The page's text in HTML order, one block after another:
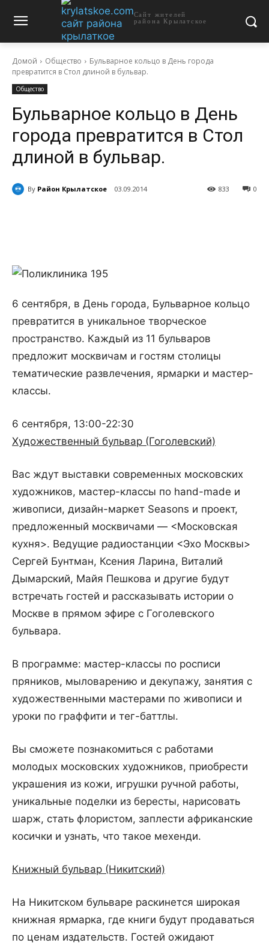
Сайт жителей
района Крылатское
Домой Общество
Бульварное кольцо в День города
превратится в Стол длиной в бульвар.
Общество
Бульварное кольцо в День
города превратится в Стол
длиной в бульвар.
By Район Крылатское 03.09.2014 0
833
6 сентября, в День города, Бульварное кольцо
превратится в уникальное творческое
пространство. Каждый из 11 бульваров
предложит москвичам и гостям столицы
тематические развлечения, ярмарки и мастер-
классы.
6 сентября, 13:00-22:30
Художественный бульвар (Гоголевский)
Вас ждут выставки современных московских
художников, мастер-классы по hand-made и
живописи, дизайн-маркет Seasons и проект,
предложенный москвичами — <Московская
кухня>. Ведущие радиостанции <Эхо Москвы>
Сергей Бунтман, Ксения Ларина, Виталий
Дымарский, Майя Пешкова и другие будут
встречать гостей и рассказывать истории о
Москве в прямом эфире с Гоголевского
бульвара.
В программе: мастер-классы по росписи
пряников, мыловарению и декупажу, занятия с
художественными мастерами по живописи и
уроки по граффити и тег-баттлы.
Вы сможете познакомиться с работами
молодых московских художников, приобрести
украшения из кожи, игрушки ручной работы,
уникальные поделки из бересты, нарисовать
шарж, стать флористом, заплести африканские
косички и узнать, что такое мехенди.
Книжный бульвар (Никитский)
На Никитском бульваре раскинется широкая
книжная ярмарка, где книги будут продаваться
по ценам издательств. Гостей ожидают